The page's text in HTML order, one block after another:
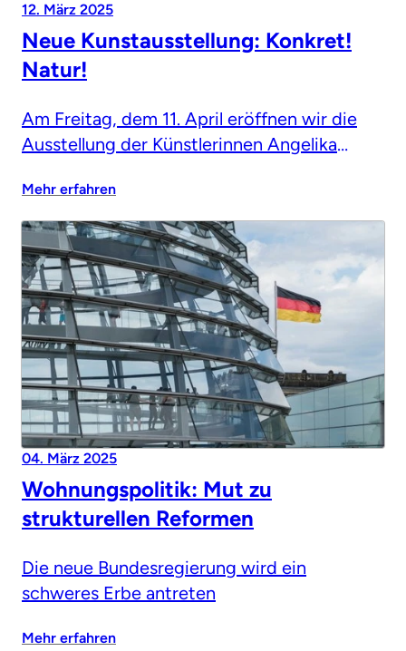
12. März 2025
Neue Kunstausstellung: Konkret!
Natur!
Am Freitag, dem 11. April eröffnen wir die
Ausstellung der Künstlerinnen Angelika
Mehr erfahren
04. März 2025
Wohnungspolitik: Mut zu
strukturellen Reformen
Die neue Bundesregierung wird ein
schweres Erbe antreten
Mehr erfahren